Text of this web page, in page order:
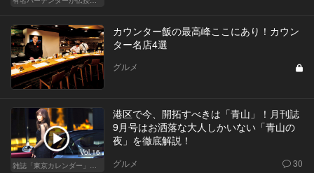
カウンター飯の最高峰ここにあり！カウン
ター名店4選
グルメ
Vol.16
港区で今、開拓すべきは「青山」！月刊誌
9月号はお洒落な大人しかいない「青山の
夜」を徹底解説！
グルメ 30